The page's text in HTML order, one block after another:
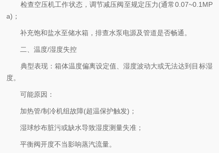
检查空压机工作状态，调节减压阀至规定压力(通常0.07~0.1MP
a)；
补充饱和盐水至储水箱，排查水泵电源及管道是否畅通。
二、温度/湿度失控
典型表现：箱体温度偏离设定值、湿度波动大或无法达到目标湿
度。
可能原因：
加热管/制冷机组故障(超温保护触发)；
湿球纱布脏污或缺水导致湿度测量失准；
平衡阀开度不当影响蒸汽流量。